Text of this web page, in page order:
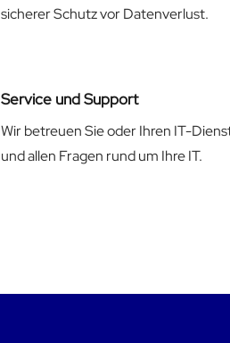
sicherer Schutz vor Datenverlust.
Service und Support
Wir betreuen Sie oder Ihren IT-
und allen Fragen rund um Ihre IT.